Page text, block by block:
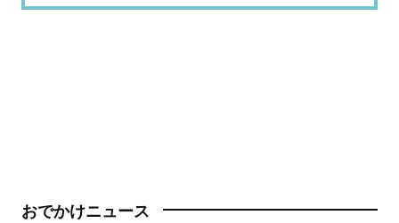
おでかけニュース